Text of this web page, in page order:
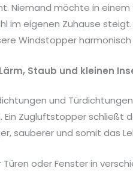
Niemand möchte in
im eigenen Zuhause
Windstopper
Staub und kleinen
und
Ein Zugluftstopper schließt
sauberer und somit das
oder Fenster in